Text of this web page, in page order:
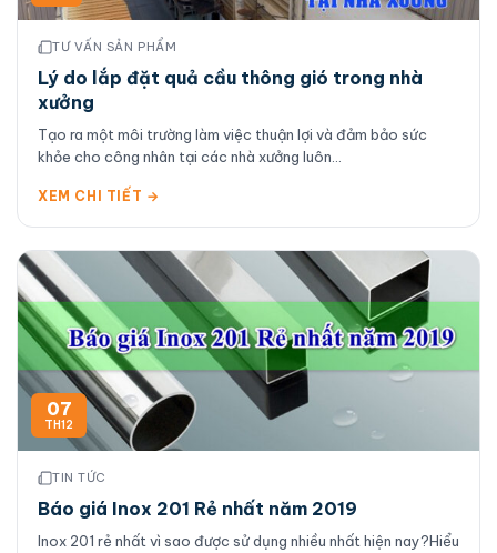
TƯ VẤN SẢN PHẨM
Lý do lắp đặt quả cầu thông gió trong nhà
xưởng
Tạo ra một môi trường làm việc thuận lợi và đảm bảo sức
khỏe cho công nhân tại các nhà xưởng luôn...
XEM CHI TIẾT →
07
TH12
TIN TỨC
Báo giá Inox 201 Rẻ nhất năm 2019
Inox 201 rẻ nhất vì sao được sử dụng nhiều nhất hiện nay?Hiểu